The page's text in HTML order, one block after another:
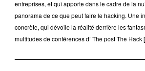
entreprises, et qui apporte dans le cadre de la
panorama de ce que peut faire le hacking. Une
concrète, qui dévoile la réalité derrière les
multitudes de conférences d’ The post The